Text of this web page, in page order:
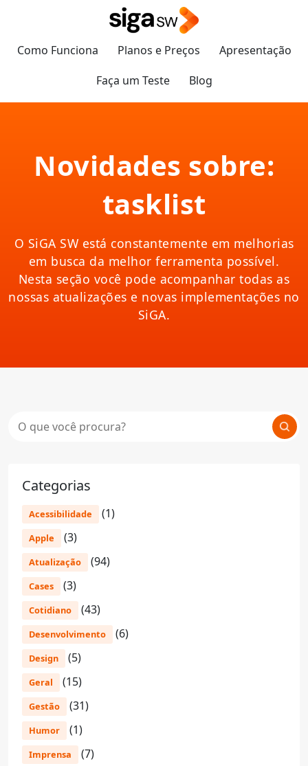
Como Funciona Planos e Preços
Apresentação
Faça um Teste
Blog
Novidades sobre:
tasklist
O SiGA SW está constantemente em melhorias
em busca da melhor ferramenta possível.
Nesta seção você pode acompanhar todas as
nossas atualizações e novas implementações no
SiGA.
Categorias
Acessibilidade (1)
Apple (3)
Atualização (94)
Cases (3)
Cotidiano (43)
Desenvolvimento (6)
Design (5)
Geral (15)
Gestão (31)
Humor (1)
Imprensa (7)